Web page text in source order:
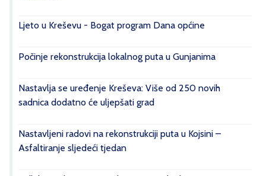
Ljeto u Kreševu - Bogat program Dana općine
Počinje rekonstrukcija lokalnog puta u Gunjanima
Nastavlja se uređenje Kreševa: Više od 250 novih
sadnica dodatno će uljepšati grad
Nastavljeni radovi na rekonstrukciji puta u Kojsini –
Asfaltiranje sljedeći tjedan